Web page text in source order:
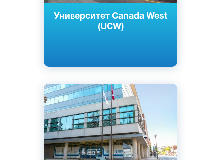
Университет Canada West
(UCW)
Английский
Ниагара-Фолс, Канада
Частный